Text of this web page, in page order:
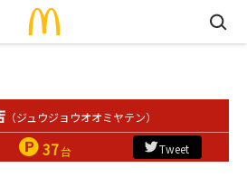
（ジュウジョウオオミヤテン）
37台 Tweet